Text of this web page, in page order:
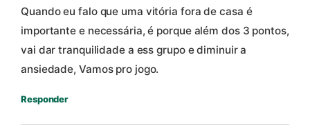
Quando eu falo que uma vitória fora de casa é
importante e necessária, é porque além dos 3 pontos,
vai dar tranquilidade a ess grupo e diminuir a
ansiedade, Vamos pro jogo.
Responder